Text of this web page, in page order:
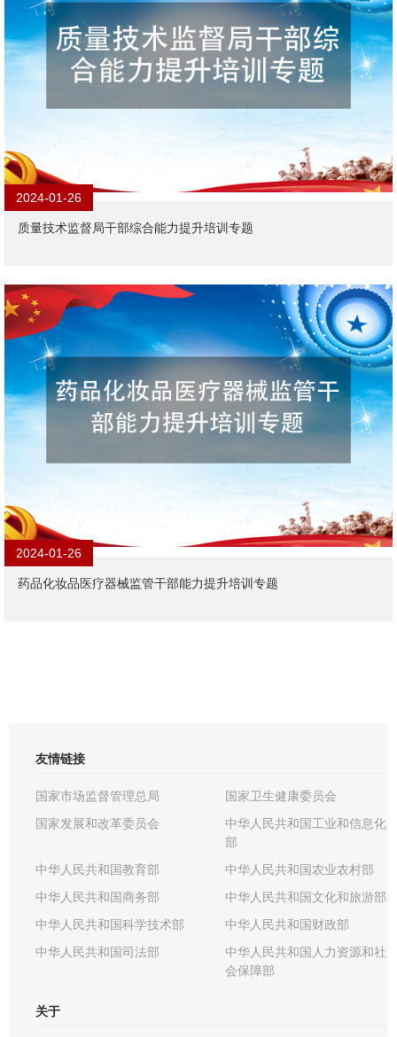
2024-01-26
质量技术监督局干部综合能力提升培训专题
2024-01-26
药品化妆品医疗器械监管干部能力提升培训专题
友情链接
国家市场监督管理总局
国家卫生健康委员会
国家发展和改革委员会
中华人民共和国工业和信息化
部
中华人民共和国教育部
中华人民共和国农业农村部
中华人民共和国商务部
中华人民共和国文化和旅游部
中华人民共和国科学技术部
中华人民共和国财政部
中华人民共和国司法部
中华人民共和国人力资源和社
会保障部
关于